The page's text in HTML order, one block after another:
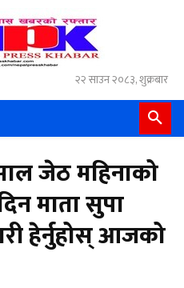
२२ साउन २०८३, शुक्रबार
जेठ महिनाको
माता सुपा
हेर्नुहोस् आजको